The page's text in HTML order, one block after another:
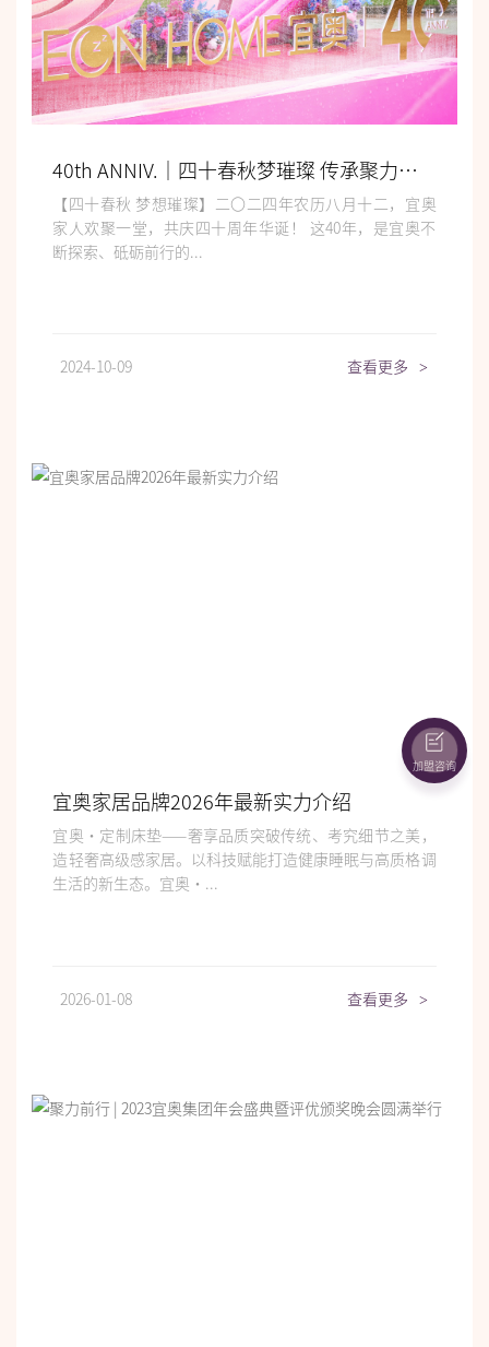
40th ANNIV.｜四十春秋梦璀璨 传承聚力筑未来
【四十春秋 梦想璀璨】二〇二四年农历八月十二，宜奥
家人欢聚一堂，共庆四十周年华诞！ 这40年，是宜奥不
断探索、砥砺前行的...
2024-10-09 查看更多 >
宜奥家居品牌2026年最新实力介绍
宜奥·定制床垫——奢享品质突破传统、考究细节之美，
造轻奢高级感家居。以科技赋能打造健康睡眠与高质格调
生活的新生态。宜奥·...
2026-01-08 查看更多 >
加盟咨询